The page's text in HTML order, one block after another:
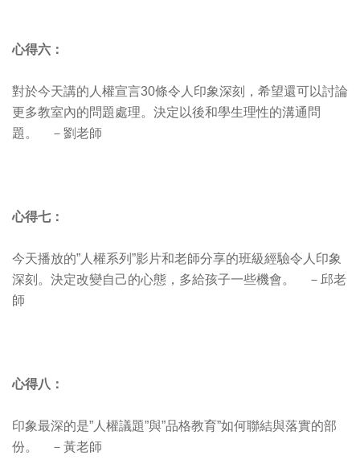
心得六：
對於今天講的人權宣言30條令人印象深刻，希望還可以討論
更多教室內的問題處理。決定以後和學生理性的溝通問
題。 －劉老師
心得七：
今天播放的”人權系列”影片和老師分享的班級經驗令人印象
深刻。決定改變自己的心態，多給孩子一些機會。 －邱老
師
心得八：
印象最深的是”人權議題”與”品格教育”如何聯結與落實的部
份。 －黃老師